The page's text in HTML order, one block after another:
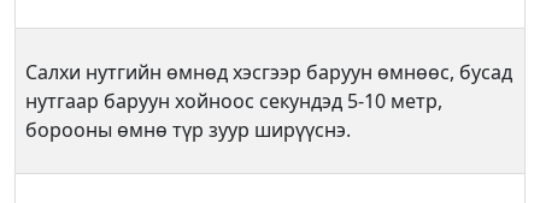
Салхи нутгийн өмнөд хэсгээр баруун өмнөөс, бусад
нутгаар баруун хойноос секундэд 5-10 метр,
борооны өмнө түр зуур ширүүснэ.